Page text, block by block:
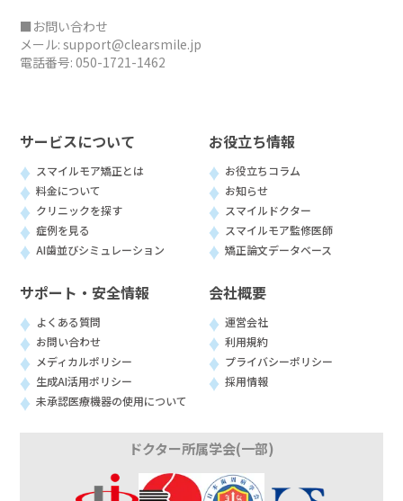
■お問い合わせ
メール: support@clearsmile.jp
電話番号: 050-1721-1462
サービスについて
スマイルモア矯正とは
料金について
クリニックを探す
症例を見る
AI歯並びシミュレーション
お役立ち情報
お役立ちコラム
お知らせ
スマイルドクター
スマイルモア監修医師
矯正論文データベース
サポート・安全情報
よくある質問
お問い合わせ
メディカルポリシー
生成AI活用ポリシー
未承認医療機器の使用について
会社概要
運営会社
利用規約
プライバシーポリシー
採用情報
ドクター所属学会(一部)